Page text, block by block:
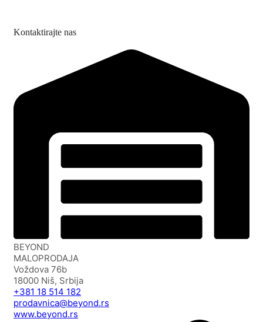
Kontaktirajte nas
BEYOND
MALOPRODAJA
Voždova 76b
18000 Niš, Srbija
+381 18 514 182
prodavnica@beyond.rs
www.beyond.rs